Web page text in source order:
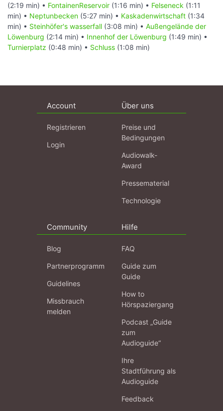
(2:19 min) • FontainenReservoir (1:16 min) • Felseneck (1:11
min) • Neptunbecken (5:27 min) • Kaskadenwirtschaft (1:34
min) • Steinhöfer's wasserfall (3:08 min) • Außengelände der
Löwenburg (2:14 min) • Innenhof der Löwenburg (1:49 min) •
Turnierplatz (0:48 min) • Schluss (1:08 min)
Account
Registrieren
Login
Über uns
Preise und
Bedingungen
Audiowalk-
Award
Pressematerial
Technologie
Community
Blog
Partnerprogramm
Guidelines
Missbrauch
melden
Hilfe
FAQ
Guide zum
Guide
How to
Hörspaziergang
Podcast „Guide
zum
Audioguide“
Ihre
Stadtführung als
Audioguide
Feedback